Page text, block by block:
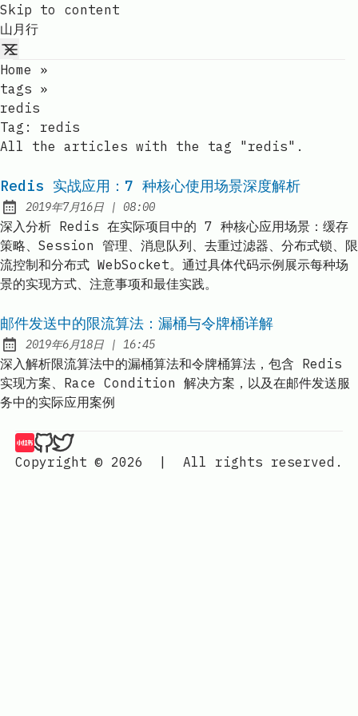
Skip to content
山月行
Home
»
tags »
redis
Tag: redis
All the articles with the tag "redis".
Redis 实战应用：7 种核心使用场景深度解析
Published:
2019年7月16日 | at
08:00
深入分析 Redis 在实际项目中的 7 种核心应用场景：缓存
策略、Session 管理、消息队列、去重过滤器、分布式锁、限
流控制和分布式 WebSocket。通过具体代码示例展示每种场
景的实现方式、注意事项和最佳实践。
邮件发送中的限流算法：漏桶与令牌桶详解
Published:
2019年6月18日 | at
16:45
深入解析限流算法中的漏桶算法和令牌桶算法，包含 Redis
实现方案、Race Condition 解决方案，以及在邮件发送服
务中的实际应用案例
山月的琐碎博客记录 | 山月行 on 小红书
山月的琐碎博客记录 | 山月行 on Github
山月的琐碎博客记录 | 山月行 on Twitter
Copyright © 2026
| All rights reserved.